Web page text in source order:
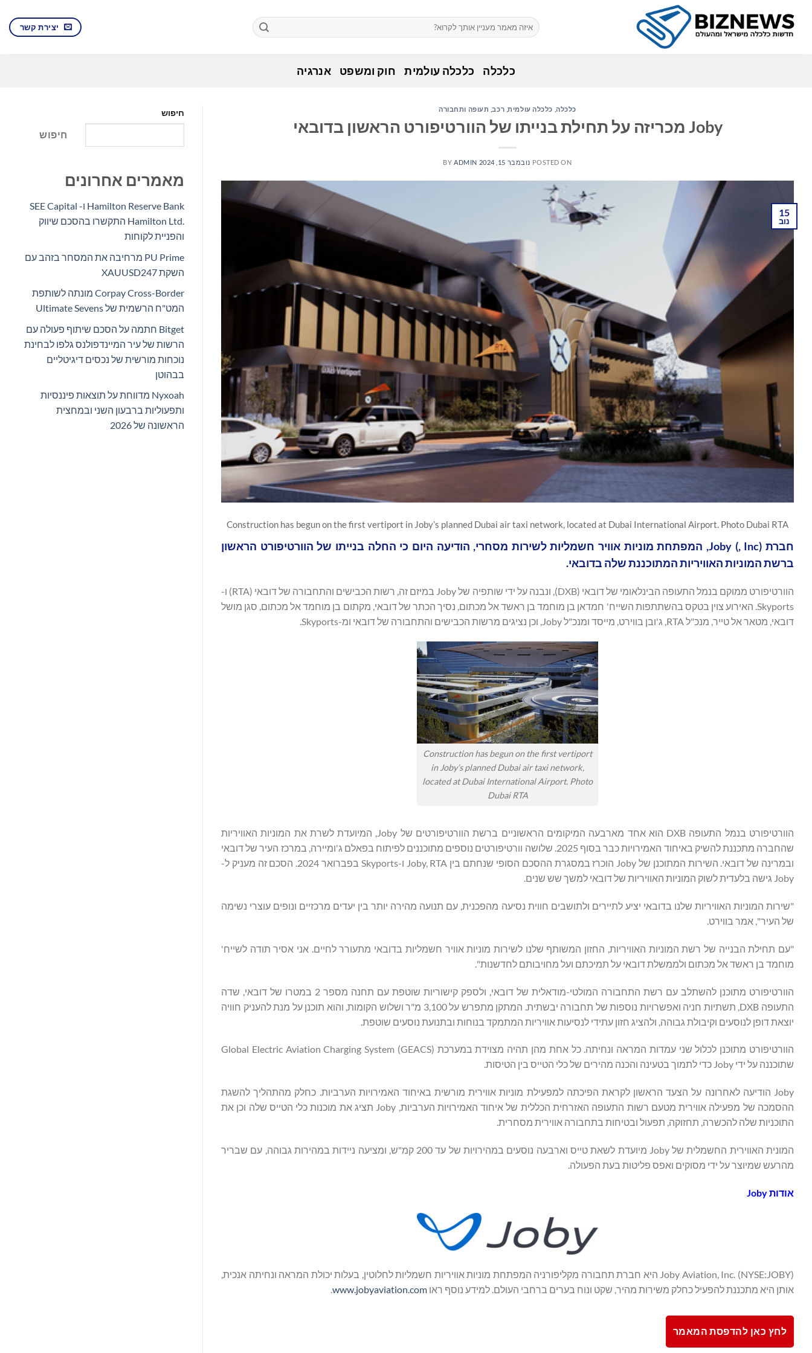
content
יצירת קשר
כלכלה כלכלה עולמית חוק ומשפט אנרגיה
כלכלה, כלכלה עולמית, רכב, תעופה ותחבורה
Joby מכריזה על תחילת בנייתו של הוורטיפורט הראשון בדובאי
POSTED ON נובמבר 15, 2024 BY ADMIN
15
נוב
Construction has begun on the first vertiport in Joby’s planned Dubai air taxi network, located at Dubai International Airport. Photo Dubai RTA
חברת Joby (, Inc), המפתחת מוניות אוויר חשמליות לשירות מסחרי, הודיעה היום כי החלה בנייתו של הוורטיפורט הראשון
ברשת המוניות האוויריות המתוכננת שלה בדובאי.
הוורטיפורט ממוקם בנמל התעופה הבינלאומי של דובאי (DXB), ונבנה על ידי שותפיה של Joby במיזם זה, רשות הכבישים והתחבורה של דובאי (RTA) ו-
Skyports. האירוע צוין בטקס בהשתתפות השייח' חמדאן בן מוחמד בן ראשד אל מכתום, נסיך הכתר של דובאי, מקתום בן מוחמד אל מכתום, סגן מושל
דובאי, מטאר אל טייר, מנכ"ל RTA, ג'ובן בווירט, מייסד ומנכ"ל Joby, וכן נציגים מרשות הכבישים והתחבורה של דובאי ומ-Skyports.
Construction has begun on the first vertiport
in Joby’s planned Dubai air taxi network,
located at Dubai International Airport. Photo
Dubai RTA
הוורטיפורט בנמל התעופה DXB הוא אחד מארבעה המיקומים הראשוניים ברשת הוורטיפורטים של Joby, המיועדת לשרת את המוניות האוויריות
שהחברה מתכננת להשיק באיחוד האמירויות כבר בסוף 2025. שלושה וורטיפורטים נוספים מתוכננים לפיתוח בפאלם ג'ומיירה, במרכז העיר של דובאי
ובמרינה של דובאי. השירות המתוכנן של Joby הוכרז במסגרת ההסכם הסופי שנחתם בין Joby, RTA ו-Skyports בפברואר 2024. הסכם זה מעניק ל-
Joby גישה בלעדית לשוק המוניות האוויריות של דובאי למשך שש שנים.
"שירות המוניות האוויריות שלנו בדובאי יציע לתיירים ולתושבים חווית נסיעה מהפכנית, עם תנועה מהירה יותר בין יעדים מרכזיים ונופים עוצרי נשימה
של העיר", אמר בווירט.
"עם תחילת הבנייה של רשת המוניות האוויריות, החזון המשותף שלנו לשירות מוניות אוויר חשמליות בדובאי מתעורר לחיים. אני אסיר תודה לשייח'
מוחמד בן ראשד אל מכּתום ולממשלת דובאי על תמיכתם ועל מחויבותם לחדשנות".
הוורטיפורט מתוכנן להשתלב עם רשת התחבורה המולטי-מודאלית של דובאי, ולספק קישוריות שוטפת עם תחנה מספר 2 במטרו של דובאי, שדה
התעופה DXB, תשתיות חניה ואפשרויות נוספות של תחבורה יבשתית. המתקן מתפרש על 3,100 מ"ר ושלוש הקומות, והוא תוכנן על מנת להעניק חוויה
יוצאת דופן לנוסעים וקיבולת גבוהה, ולהציג חזון עתידי לנסיעות אוויריות המתמקד בנוחות ובתנועת נוסעים שוטפת.
הוורטיפורט מתוכנן לכלול שני עמדות המראה ונחיתה. כל אחת מהן תהיה מצוידת במערכת Global Electric Aviation Charging System (GEACS)
שתוכננה על ידי Joby כדי לתמוך בטעינה והכנה מהירים של כלי הטייס בין הטיסות.
Joby הודיעה לאחרונה על הצעד הראשון לקראת הפיכתה למפעילת מוניות אווירית מורשית באיחוד האמירויות הערביות. כחלק מהתהליך להשגת
ההסמכה של מפעילה אווירית מטעם רשות התעופה האזרחית הכללית של איחוד האמירויות הערביות, Joby תציג את מוכנות כלי הטייס שלה וכן את
התוכניות שלה להכשרה, תחזוקה, תפעול ובטיחות בתחבורה אווירית מסחרית.
המונית האווירית החשמלית של Joby מיועדת לשאת טייס וארבעה נוסעים במהירויות של עד 200 קמ"ש, ומציעה ניידות במהירות גבוהה, עם שבריר
מהרעש שמיוצר על ידי מסוקים ואפס פליטות בעת הפעולה.
אודותJoby
Joby Aviation, Inc. (NYSE:JOBY) היא חברת תחבורה מקליפורניה המפתחת מוניות אוויריות חשמליות לחלוטין, בעלות יכולת המראה ונחיתה אנכית,
אותן היא מתכננת להפעיל כחלק משירות מהיר, שקט ונוח בערים ברחבי העולם. למידע נוסף ראו www.jobyaviation.com
.
לחץ כאן להדפסת המאמר
חיפוש
חיפוש
מאמרים אחרונים
Hamilton Reserve Bank ו- SEE Capital
Hamilton Ltd.‎ התקשרו בהסכם שיווק
והפניית לקוחות
PU Prime מרחיבה את המסחר בזהב עם
השקת XAUUSD247
Corpay Cross-Border מונתה לשותפת
המט"ח הרשמית של Ultimate Sevens
Bitget חתמה על הסכם שיתוף פעולה עם
הרשות של עיר המיינדפולנס גלפו לבחינת
נוכחות מורשית של נכסים דיגיטליים
בבהוטן
Nyxoah מדווחת על תוצאות פיננסיות
ותפעוליות ברבעון השני ובמחצית
הראשונה של 2026